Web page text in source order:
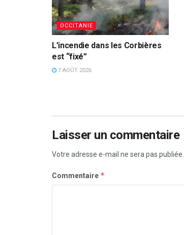
OCCITANIE
L’incendie dans les Corbières
est “fixé”
7 AOÛT 2026
Laisser un commentaire
Votre adresse e-mail ne sera pas publiée.
Commentaire *